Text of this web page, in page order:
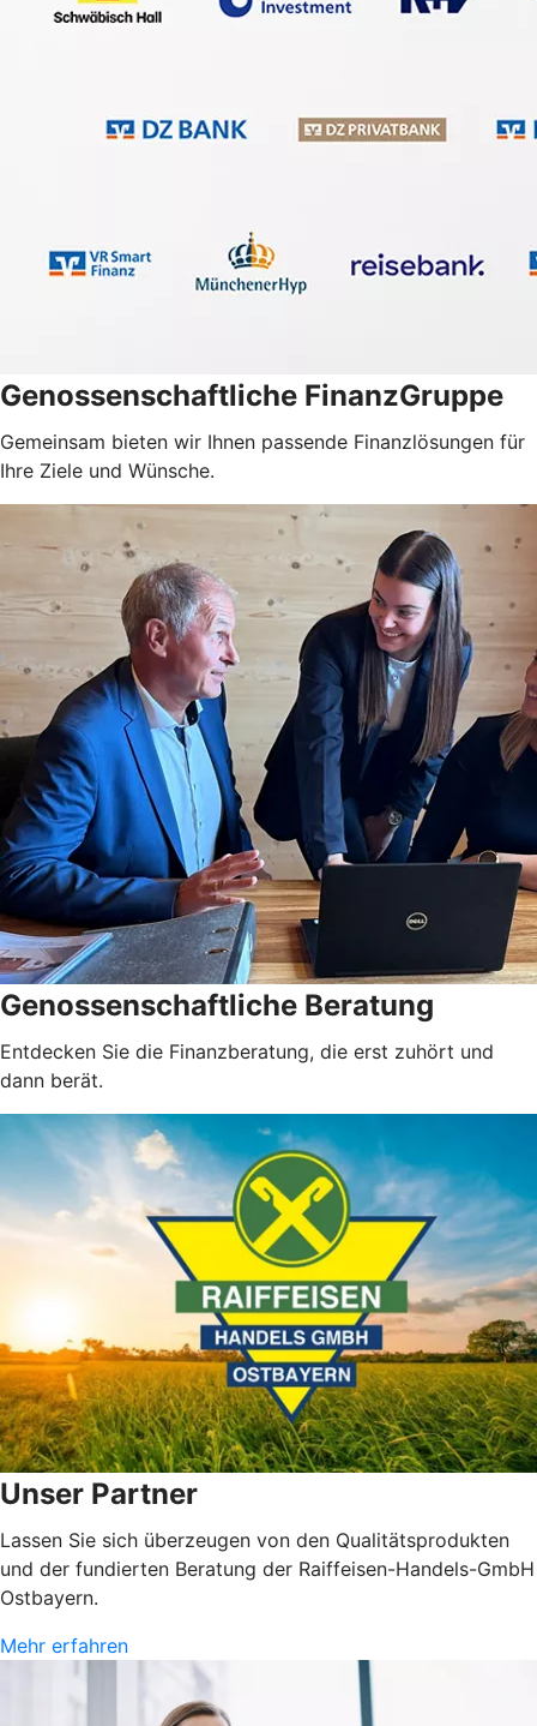
Genossenschaftliche FinanzGruppe
Gemeinsam bieten wir Ihnen passende Finanzlösungen für
Ihre Ziele und Wünsche.
Genossenschaftliche Beratung
Entdecken Sie die Finanzberatung, die erst zuhört und
dann berät.
Unser Partner
Lassen Sie sich überzeugen von den Qualitätsprodukten
und der fundierten Beratung der Raiffeisen-Handels-GmbH
Ostbayern.
Mehr erfahren